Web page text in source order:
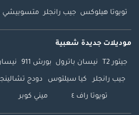
تويوتا هيلوكس جيب رانجلر متسوبيشي
موديلات جديدة شعبية
جيتور T2 نيسان باترول بورش 911
جيب رانجلر كيا سيلتوس دودج
تويوتا راف ٤ ميني كوبر